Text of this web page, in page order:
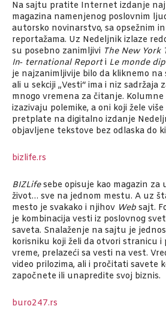
Na sajtu pratite Internet izdanje
magazina namenjenog poslovnim
autorsko novinarstvo, sa opsežnim
reportažama. Uz Nedeljnik izlaze
su posebno zanimljivi The New York
In‑ ternational Reporti Le monde
je najzanimljivije bilo da kliknemo na
ali u sekciji „Vesti“ ima i niz sadržaja
mnogo vremena za čitanje.
izazivaju polemike, a oni koji žele više
pretplate na digitalno izdanje
objavljene tekstove bez odlaska do
bizlife.rs
BIZLifesebe opisuje kao magazin za
život… sve na jednom mestu. A uz
mesto je svakako i njihov Web sajt.
je kombinacija vesti iz poslovnog
saveta. Snalaženje na sajtu je
korisniku koji želi da otvori stranicu i
vreme, prelazeći sa vesti na vest.
video prilozima, ali i pročitati savete
započnete ili unapredite svoj biznis.
buro247.rs